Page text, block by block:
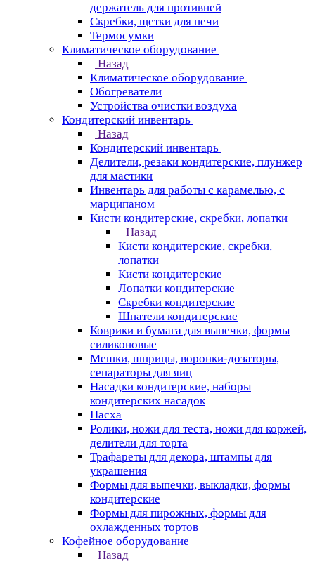
держатель для противней
Скребки, щетки для печи
Термосумки
Климатическое оборудование
Назад
Климатическое оборудование
Обогреватели
Устройства очистки воздуха
Кондитерский инвентарь
Назад
Кондитерский инвентарь
Делители, резаки кондитерские, плунжер
для мастики
Инвентарь для работы с карамелью, с
марципаном
Кисти кондитерские, скребки, лопатки
Назад
Кисти кондитерские, скребки,
лопатки
Кисти кондитерские
Лопатки кондитерские
Скребки кондитерские
Шпатели кондитерские
Коврики и бумага для выпечки, формы
силиконовые
Мешки, шприцы, воронки-дозаторы,
сепараторы для яиц
Насадки кондитерские, наборы
кондитерских насадок
Пасха
Ролики, ножи для теста, ножи для коржей,
делители для торта
Трафареты для декора, штампы для
украшения
Формы для выпечки, выкладки, формы
кондитерские
Формы для пирожных, формы для
охлажденных тортов
Кофейное оборудование
Назад